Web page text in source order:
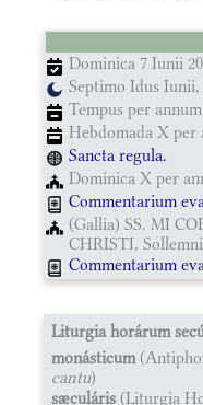
Dominica 7 Iunii
Septimo Idus
Tempus per annum
Hebdomada X per
Sancta regula.
Dominica X per
Commentarium
(Gallia) SS. MI
CHRISTI,
Commentarium
Liturgia horárum
monásticum
cantu)
sæculáris (Liturgia